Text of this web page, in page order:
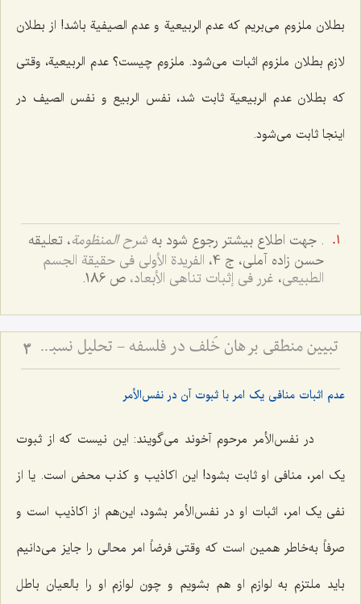
بطلان ملزوم مى‌بریم که عدم الربیعیة و عدم الصیفیة باشد! از بطلان
لازم بطلان ملزوم اثبات می‌شود. ملزوم چیست؟ عدم الربیعیة، وقتى
که بطلان عدم الربیعیة ثابت شد، نفس الربیع و نفس الصیف در
اینجا ثابت مى‌شود.
. جهت اطلاع بیشتر رجوع شود به شرح المنظومة، تعلیقه
حسن زاده آملی، ج 4،
الفریدة الأولى فی حقیقة الجسم
الطبیعی، غرر فی إثبات تناهی الأبعاد، ص 186.
تبیین منطقی برهان خُلف در فلسفه - تحلیل نسبت میان فرضِ محال و اثبات واقعیت 3
عدم اثبات منافی یک امر با ثبوت آن در نفس‌الأمر
در نفس‌الأمر مرحوم آخوند می‌گویند: این نیست که از ثبوت
یک امر، منافى او ثابت بشود! این اکاذیب و کذب محض است. یا از
نفى یک امر، اثبات او در نفس‌الأمر بشود، این‌هم از اکاذیب است و
صرفاً به‌خاطر همین است که وقتى فرضاً امر محالى را جایز مى‌دانیم
باید ملتزم به لوازم او هم بشویم و چون لوازم او را بالعیان باطل